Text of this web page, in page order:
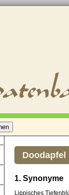
Doodapfel
1. Synonyme
Lippisches